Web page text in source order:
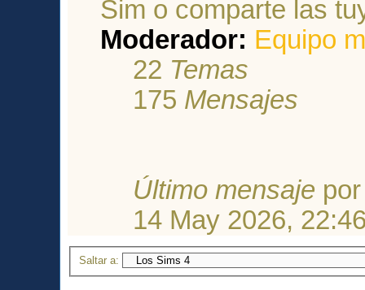
Sim o comparte las
Moderador: Equipo
22 Temas
175 Mensajes
Último mensaje
14 May 2026,
Saltar a: